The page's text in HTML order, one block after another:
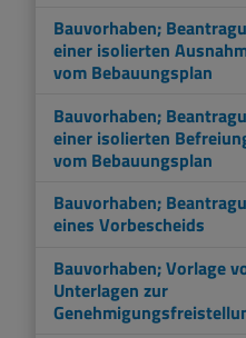
Bauvorhaben;
einer isolierten
vom Bebauungsplan
Bauvorhaben;
einer isolierten
vom Bebauungsplan
Bauvorhaben;
eines Vorbescheids
Bauvorhaben; Vorlage
Unterlagen zur